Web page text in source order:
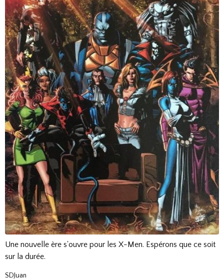
Une nouvelle ère s'ouvre pour les X-Men. Espérons que ce soit
sur la durée.
SDJuan